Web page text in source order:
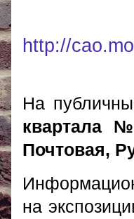
http://
На
квартала
Почтовая,
на